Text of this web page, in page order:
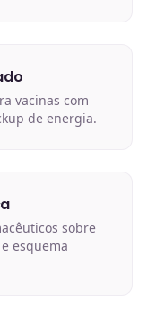
vacinas com
de energia.
sobre
esquema